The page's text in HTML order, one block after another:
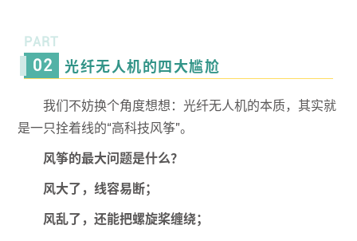
PART
02 光纤无人机的四大尴尬
我们不妨换个角度想想：光纤无人机的本质，其实就
是一只拴着线的“高科技风筝”。
风筝的最大问题是什么？
风大了，线容易断；
风乱了，还能把螺旋桨缠绕；